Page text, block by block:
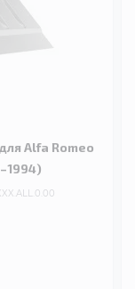
Alfa Romeo